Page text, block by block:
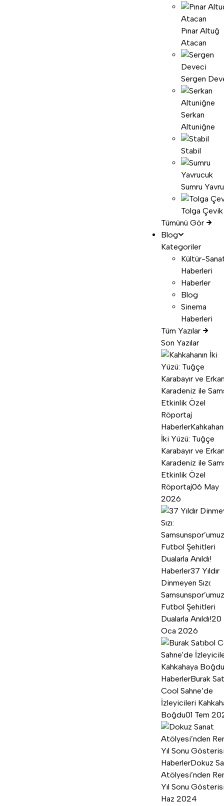
Pınar Altuğ
Atacan
Sergen
Serkan
Altuniğne
Stabil
Sumru
Tolga Çevik
Tümünü Gör
Blog
Kategoriler
Kültür-
Haberleri
Haberler
Blog
Sinema
Haberleri
Tüm Yazılar
Son Yazılar
Haberler
İki Yüzü: Tuğçe
Karabayır ve
Karadeniz ile
Etkinlik Özel
Röportaj06 May
2026
Haberler37 Yıldır
Dinmeyen Sızı:
Futbol Şehitleri
Dualarla Anıldı!20
Oca 2026
HaberlerBurak
Cool Sahne’de
İzleyicileri
Boğdu01 Tem
HaberlerDokuz
Atölyesi’nden
Yıl Sonu
Haz 2024